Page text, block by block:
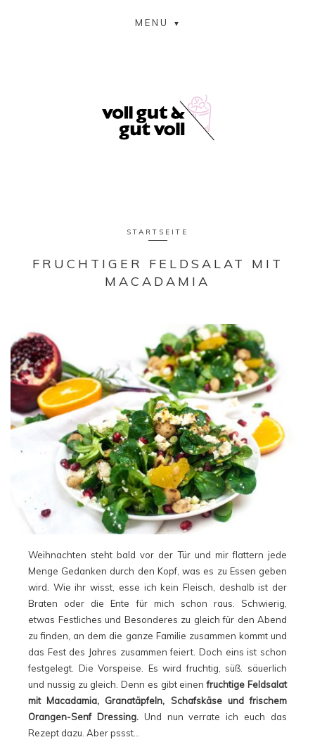
MENU
STARTSEITE
FRUCHTIGER FELDSALAT MIT
MACADAMIA
Weihnachten steht bald vor der Tür und mir flattern jede
Menge Gedanken durch den Kopf, was es zu Essen geben
wird. Wie ihr wisst, esse ich kein Fleisch, deshalb ist der
Braten oder die Ente für mich schon raus. Schwierig,
etwas Festliches und Besonderes zu gleich für den Abend
zu finden, an dem die ganze Familie zusammen kommt und
das Fest des Jahres zusammen feiert. Doch eins ist schon
festgelegt. Die Vorspeise. Es wird fruchtig, süß. säuerlich
und nussig zu gleich. Denn es gibt einenfruchtige Feldsalat
mit Macadamia, Granatäpfeln, Schafskäse und frischem
Orangen-Senf Dressing. Und nun verrate ich euch das
Rezept dazu. Aber pssst…